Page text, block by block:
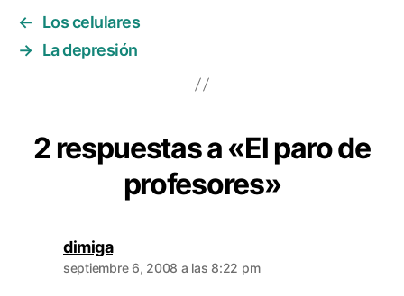
←
Los celulares
→ La depresión
2 respuestas a «El paro de
profesores»
dimigadice:
septiembre 6, 2008 a las 8:22 pm